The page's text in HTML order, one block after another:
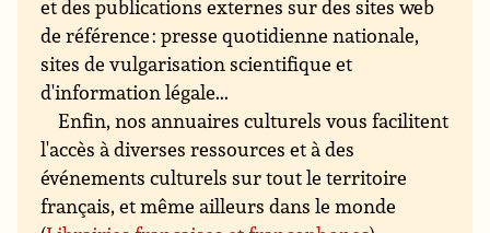
et des publications externes sur des sites web
de référence : presse quotidienne nationale,
sites de vulgarisation scientifique et
d'information légale...
Enfin, nos annuaires culturels vous facilitent
l'accès à diverses ressources et à des
événements culturels sur tout le territoire
français, et même ailleurs dans le monde